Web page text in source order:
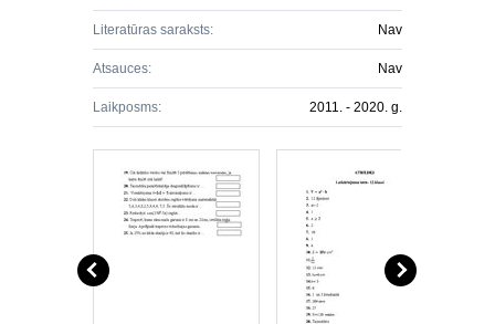
Literatūras saraksts: Nav
Atsauces: Nav
Laikposms: 2011. - 2020. g.